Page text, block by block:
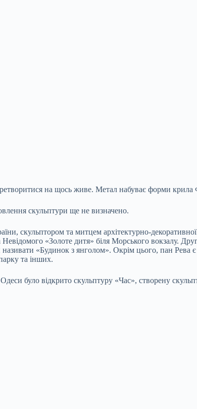
на щось живе. Метал набуває форми крила
скульптури ще не визначено.
скульптором та митцем архітектурно-
«Золоте дитя» біля Морського вокзалу.
називати «Будинок з янголом». Окрім цього, пан
та інших.
було відкрито скульптуру «Час», створену